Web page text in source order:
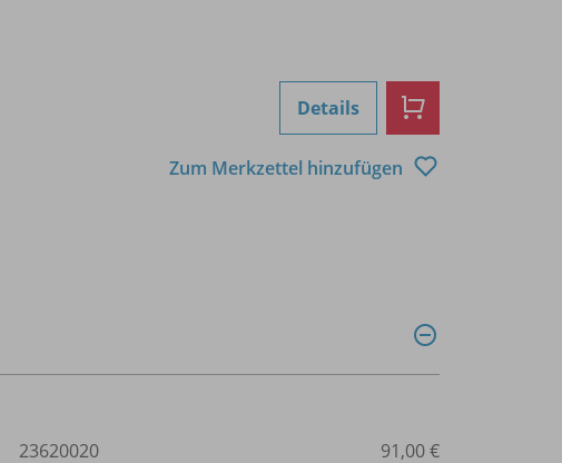
Details
Zum Merkzettel hinzufügen
23620020 91,00 €